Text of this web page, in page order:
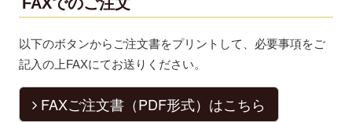
FAXでのご注文
以下のボタンからご注文書をプリントして、必要事項をご
記入の上FAXにてお送りください。
FAXご注文書（PDF形式）はこちら